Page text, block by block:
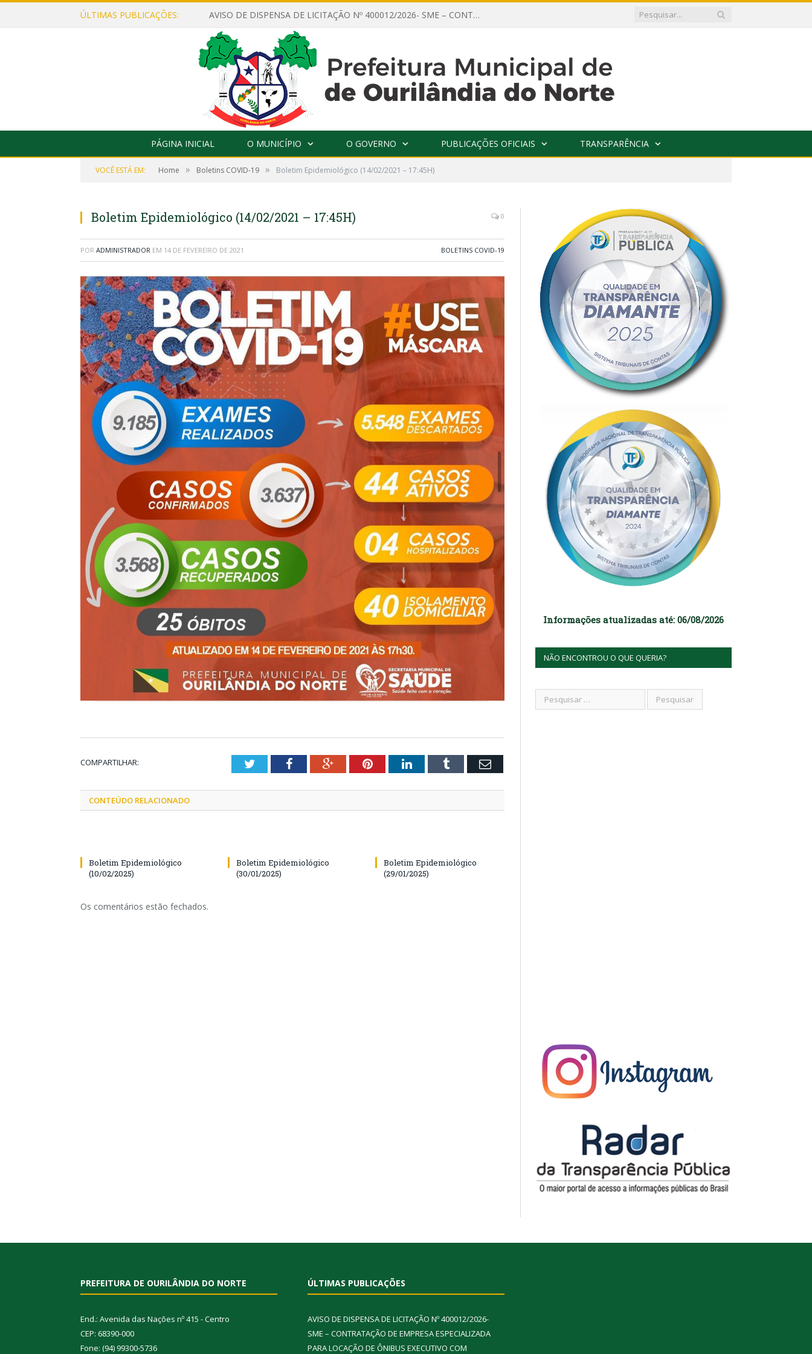
ÚLTIMAS PUBLICAÇÕES: PREGÃO ELETRÔNICO SRP nº 100012/2026- FORNECIMENTO DE MATERIAIS DE EXPEDIENTE, PAPELARIA, ESCRITÓRIO E OUTROS
PÁGINA INICIAL O MUNICÍPIO O GOVERNO PUBLICAÇÕES OFICIAIS TRANSPARÊNCIA
VOCÊ ESTÁ EM: Home » Boletins COVID-19 » Boletim Epidemiológico (14/02/2021 – 17:45H)
Boletim Epidemiológico (14/02/2021 – 17:45H) 0
POR ADMINISTRADOR EM 14 DE FEVEREIRO DE 2021 BOLETINS COVID-19
COMPARTILHAR: TwitterFacebookGoogle+PinterestLinkedInTumblr Email
CONTEÚDO RELACIONADO
Boletim Epidemiológico
(10/02/2025)
Boletim Epidemiológico
(30/01/2025)
Boletim Epidemiológico
(29/01/2025)
Os comentários estão fechados.
Informações atualizadas até: 06/08/2026
NÃO ENCONTROU O QUE QUERIA?
PREFEITURA DE OURILÂNDIA DO NORTE
End.: Avenida das Nações nº 415 - Centro
CEP: 68390-000
Fone: (94) 99300-5736
ÚLTIMAS PUBLICAÇÕES
AVISO DE DISPENSA DE LICITAÇÃO Nº 400012/2026-
SME – CONTRATAÇÃO DE EMPRESA ESPECIALIZADA
PARA LOCAÇÃO DE ÔNIBUS EXECUTIVO COM